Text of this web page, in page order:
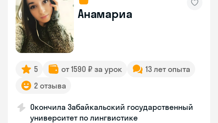
Анамариа
5 от 1590 ₽ за урок
13 лет опыта
2 отзыва
Окончила Забайкальский государственный
университет по лингвистике